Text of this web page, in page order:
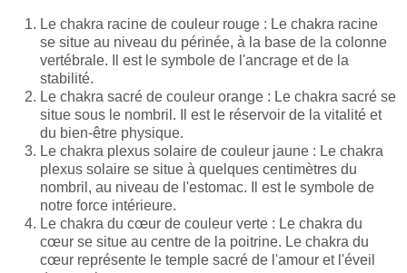
Le chakra racine de couleur rouge : Le chakra racine
se situe au niveau du périnée, à la base de la colonne
vertébrale. Il est le symbole de l'ancrage et de la
stabilité.
Le chakra sacré de couleur orange : Le chakra sacré se
situe sous le nombril. Il est le réservoir de la vitalité et
du bien-être physique.
Le chakra plexus solaire de couleur jaune : Le chakra
plexus solaire se situe à quelques centimètres du
nombril, au niveau de l'estomac. Il est le symbole de
notre force intérieure.
Le chakra du cœur de couleur verte : Le chakra du
cœur se situe au centre de la poitrine. Le chakra du
cœur représente le temple sacré de l'amour et l'éveil